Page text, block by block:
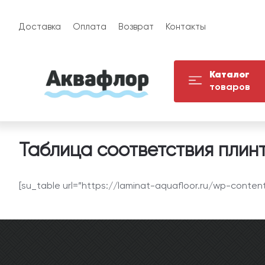
Доставка Оплата Возврат Контакты
Каталог
товаров
Таблица соответствия
[su_table url=”https://laminat-aquafloor.ru/wp-